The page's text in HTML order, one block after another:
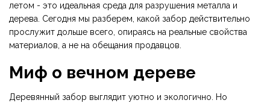
летом - это идеальная среда для разрушения металла и
дерева. Сегодня мы разберем, какой забор действительно
прослужит дольше всего, опираясь на реальные свойства
материалов, а не на обещания продавцов.
Миф о вечном дереве
Деревянный забор выглядит уютно и экологично. Но